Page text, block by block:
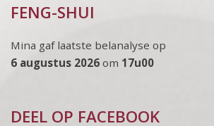
FENG-SHUI
Mina gaf laatste belanalyse op
6 augustus 2026 om 17u00
DEEL OP FACEBOOK